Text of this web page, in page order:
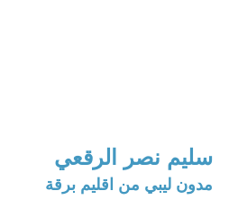
سليم نصر الرقعي
مدون ليبي من اقليم برقة